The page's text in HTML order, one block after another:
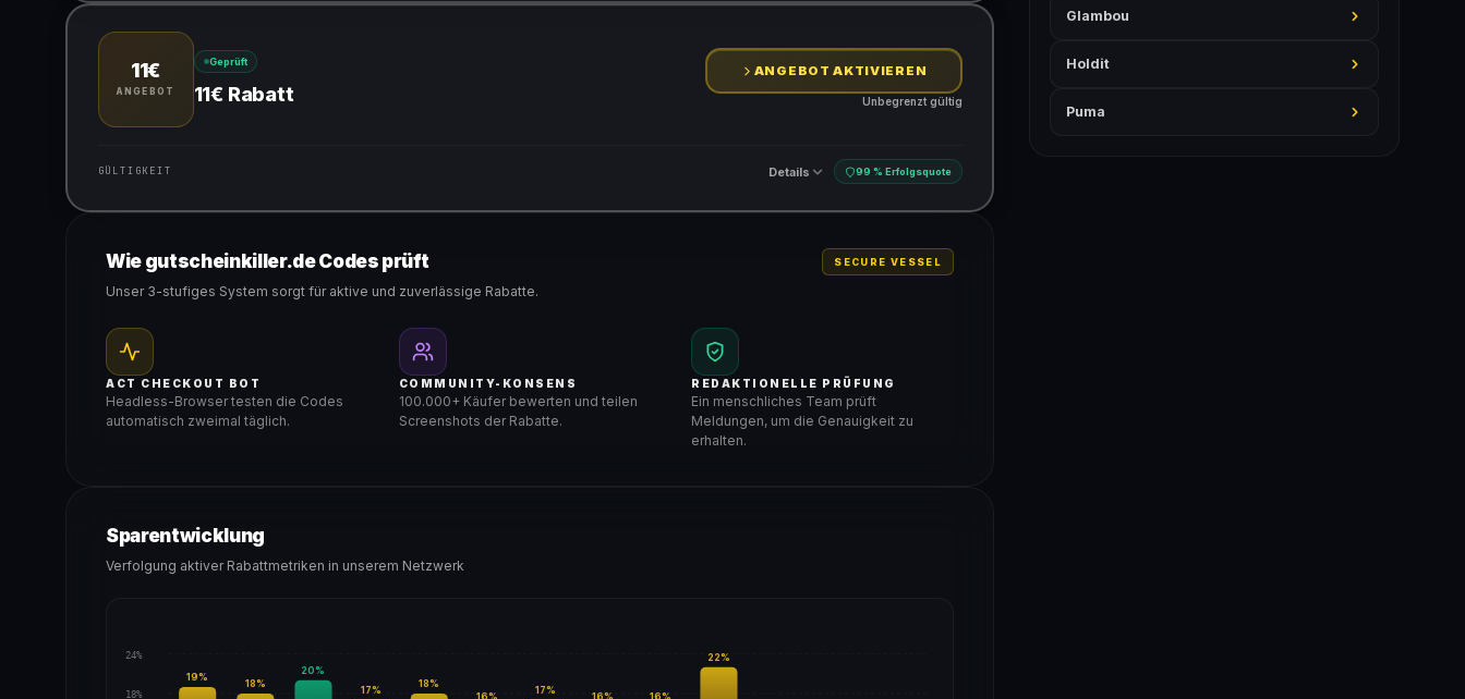
Gültig für teilnehmende Produkte
11€
ANGEBOT
Geprüft
11€ Rabatt
ANGEBOT AKTIVIEREN
Unbegrenzt gültig
GÜLTIGKEIT Details 99 % Erfolgsquote
Gültig für teilnehmende Produkte
Wie gutscheinkiller.de Codes prüft
Unser 3-stufiges System sorgt für aktive und zuverlässige Rabatte.
SECURE VESSEL
ACT CHECKOUT BOT
Headless-Browser testen die Codes
automatisch zweimal täglich.
COMMUNITY-KONSENS
100.000+ Käufer bewerten und teilen
Screenshots der Rabatte.
REDAKTIONELLE PRÜFUNG
Ein menschliches Team prüft
Meldungen, um die Genauigkeit zu
erhalten.
Sparentwicklung
Verfolgung aktiver Rabattmetriken in unserem Netzwerk
24%
18%
19%
18%
20%
17%
18%
16%
17%
16% 16%
22%
Glambou
Holdit
Puma